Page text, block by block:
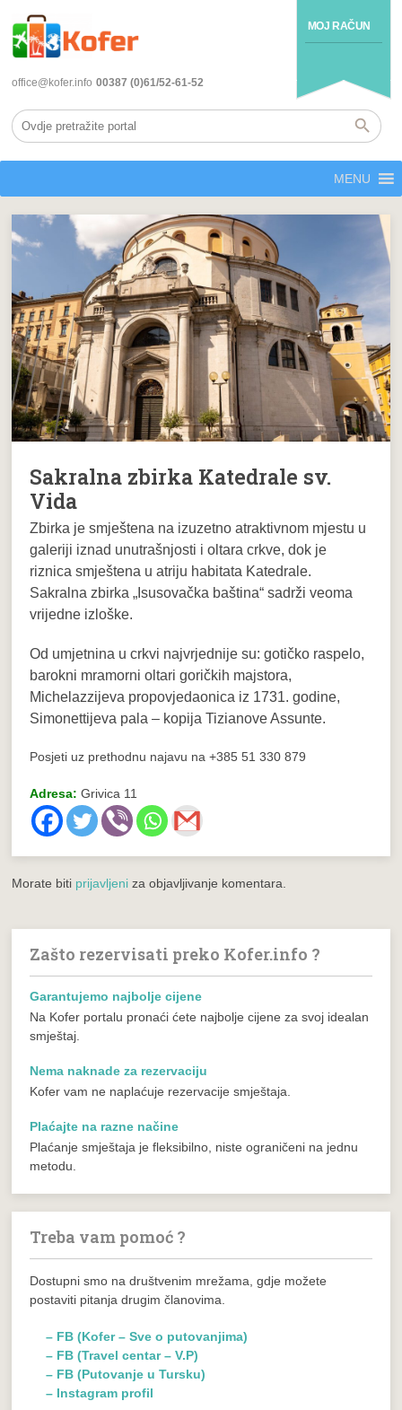
MOJ RAČUN
office@kofer.info 00387 (0)61/52-61-52
MENU
Sakralna zbirka Katedrale sv.
Vida
Zbirka je smještena na izuzetno atraktivnom mjestu u
galeriji iznad unutrašnjosti i oltara crkve, dok je
riznica smještena u atriju habitata Katedrale.
Sakralna zbirka „Isusovačka baština“ sadrži veoma
vrijedne izloške.
Od umjetnina u crkvi najvrjednije su: gotičko raspelo,
barokni mramorni oltari goričkih majstora,
Michelazzijeva propovjedaonica iz 1731. godine,
Simonettijeva pala – kopija Tizianove Assunte.
Posjeti uz prethodnu najavu na +385 51 330 879
Adresa: Grivica 11
Morate biti prijavljeni za objavljivanje komentara.
Zašto rezervisati preko Kofer.info ?
Garantujemo najbolje cijene
Na Kofer portalu pronaći ćete najbolje cijene za svoj idealan
smještaj.
Nema naknade za rezervaciju
Kofer vam ne naplaćuje rezervacije smještaja.
Plaćajte na razne načine
Plaćanje smještaja je fleksibilno, niste ograničeni na jednu
metodu.
Treba vam pomoć ?
Dostupni smo na društvenim mrežama, gdje možete
postaviti pitanja drugim članovima.
– FB (Kofer – Sve o putovanjima)
– FB (Travel centar – V.P)
– FB (Putovanje u Tursku)
– Instagram profil